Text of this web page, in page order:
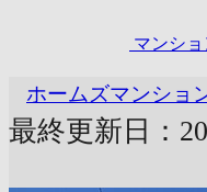
マンシ
ホームズマンショ
最終更新日：